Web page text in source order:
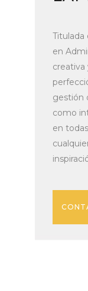
Titulada
en
creativa
gestión
como
en